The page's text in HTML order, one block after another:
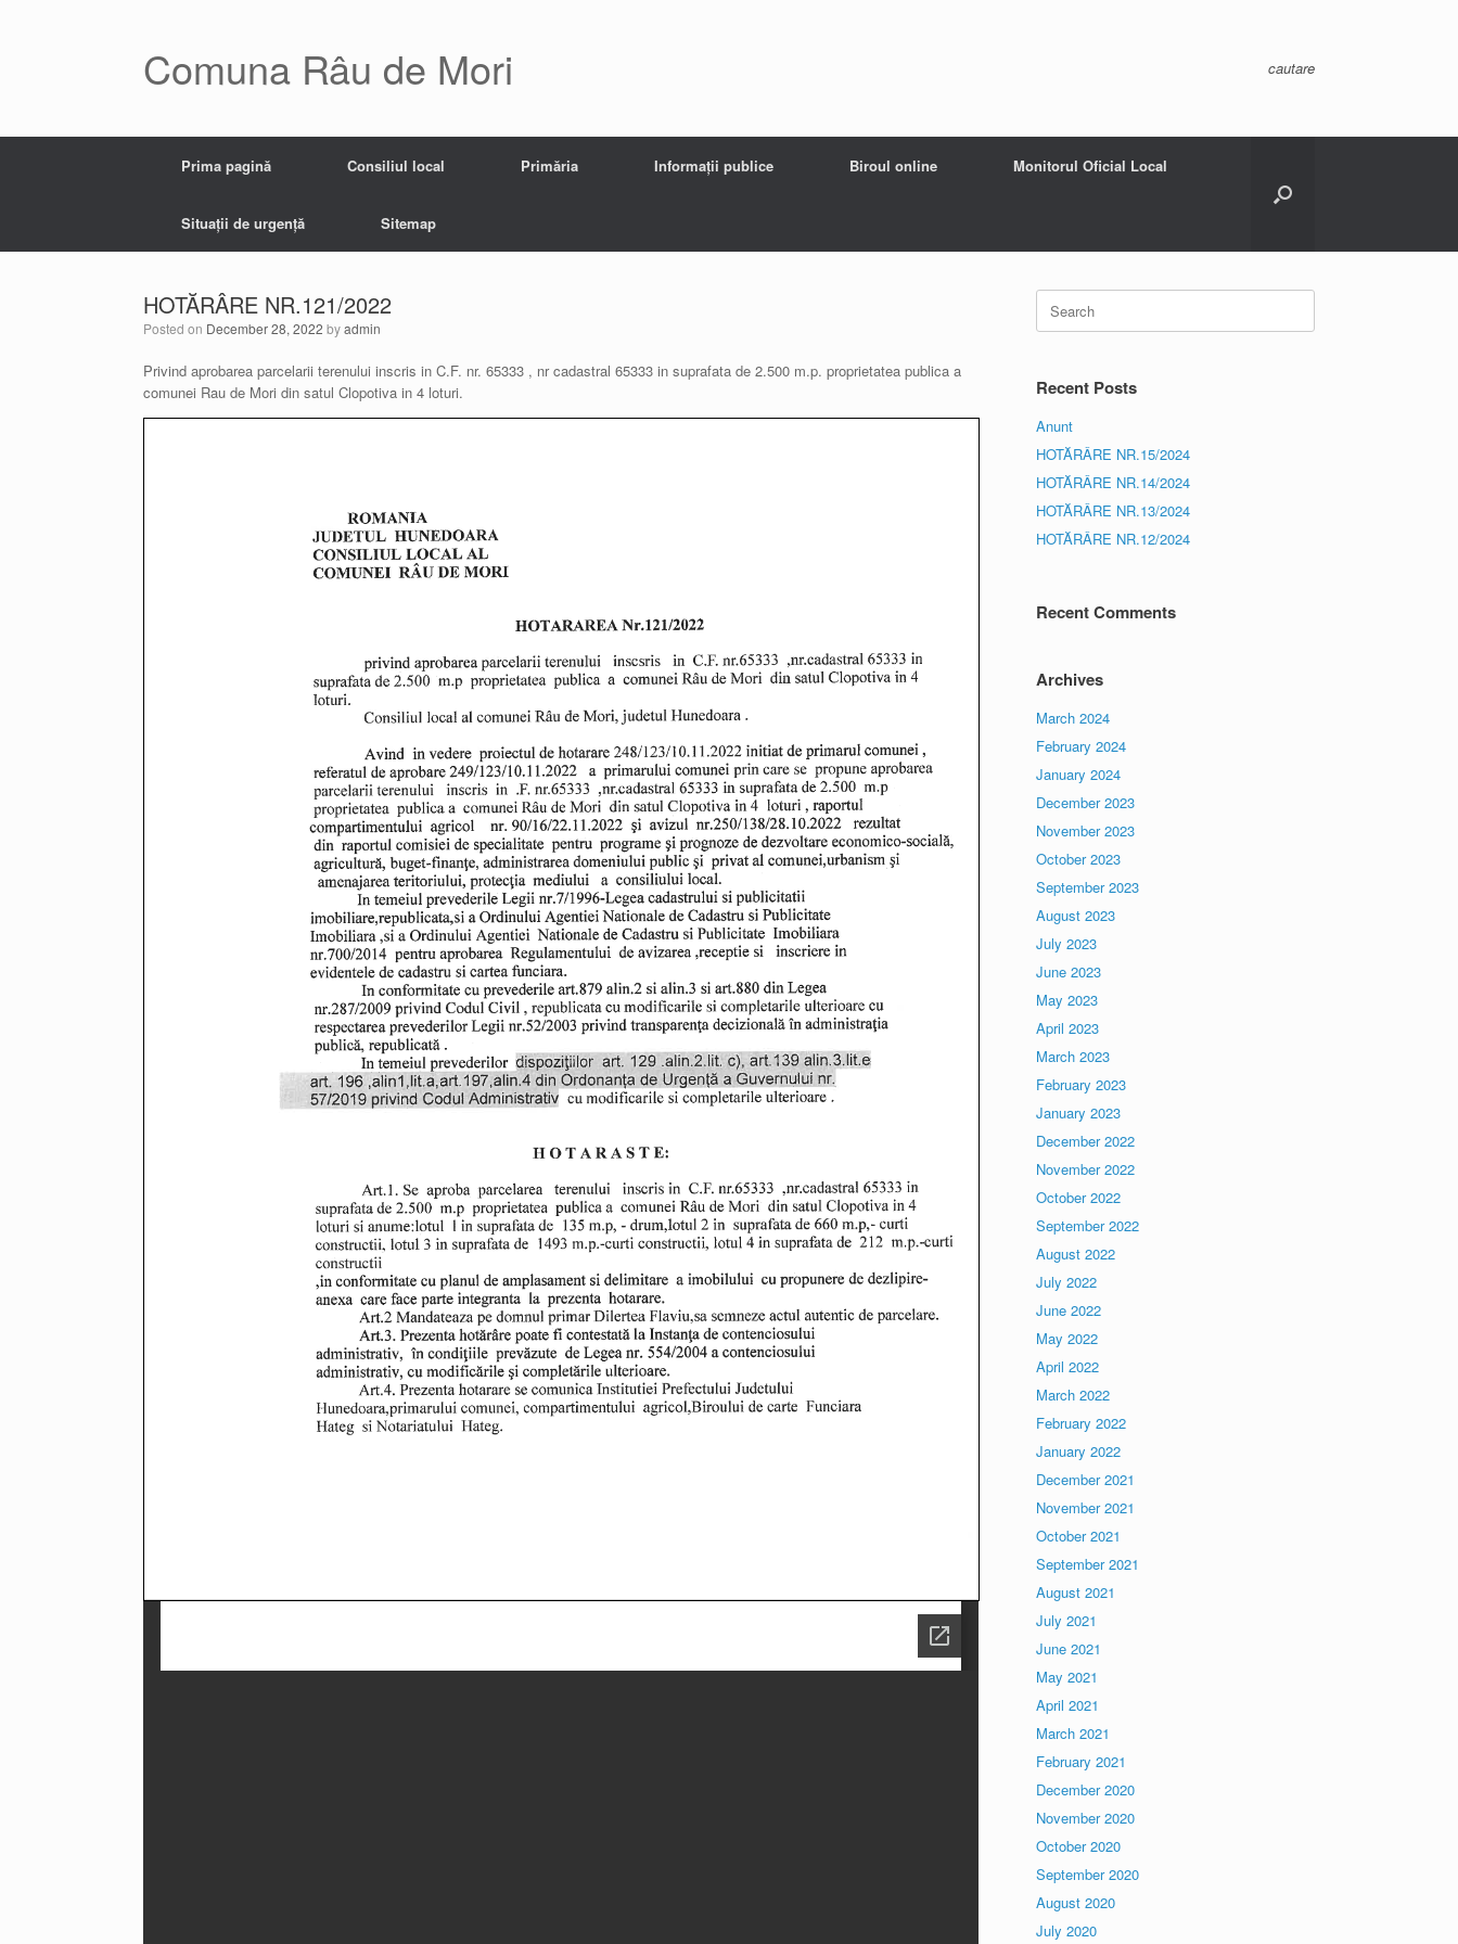
Comuna Râu de Mori cautare
Prima pagină Consiliul local Primăria Informații publice Biroul online Monitorul Oficial Local
Situații de urgență Sitemap
HOTĂRÂRE NR.121/2022
Posted on December 28, 2022 byadmin
Privind aprobarea parcelarii terenului inscris in C.F. nr. 65333 , nr cadastral 65333 in suprafata de 2.500 m.p. proprietatea publica a
comunei Rau de Mori din satul Clopotiva in 4 loturi.
Search
for:
Recent Posts
Anunt
HOTĂRÂRE NR.15/2024
HOTĂRÂRE NR.14/2024
HOTĂRÂRE NR.13/2024
HOTĂRÂRE NR.12/2024
Recent Comments
Archives
March 2024
February 2024
January 2024
December 2023
November 2023
October 2023
September 2023
August 2023
July 2023
June 2023
May 2023
April 2023
March 2023
February 2023
January 2023
December 2022
November 2022
October 2022
September 2022
August 2022
July 2022
June 2022
May 2022
April 2022
March 2022
February 2022
January 2022
December 2021
November 2021
October 2021
September 2021
August 2021
July 2021
June 2021
May 2021
April 2021
March 2021
February 2021
December 2020
November 2020
October 2020
September 2020
August 2020
July 2020